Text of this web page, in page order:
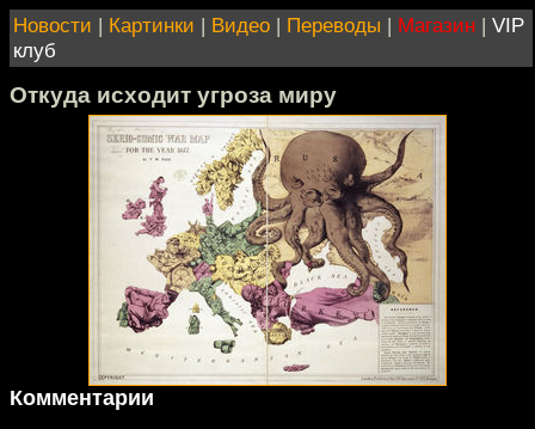
Новости | Картинки | Видео | Переводы | Магазин | VIP
клуб
Откуда исходит угроза миру
Комментарии